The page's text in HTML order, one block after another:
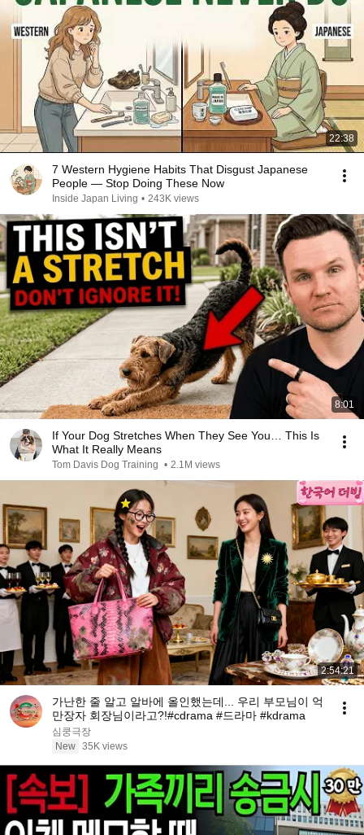
22:38
7 Western Hygiene Habits That Disgust Japanese
People — Stop Doing These Now
Inside Japan Living • 243K views
8:01
If Your Dog Stretches When They See You… This Is
What It Really Means
Tom Davis Dog Training • 2.1M views
2:54:21
가난한 줄 알고 알바에 올인했는데... 우리 부모님이 억
만장자 회장님이라고?!#cdrama #드라마 #kdrama
심쿵극장
New 35K views